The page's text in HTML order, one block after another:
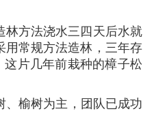
林方法浇水三四天后水就
用常规方法造林，三年存
这片几年前栽种的樟子松
、榆树为主，团队已成功